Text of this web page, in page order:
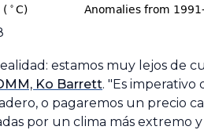
estamos muy lejos de
Ko Barrett. "Es
o pagaremos un precio
por un clima más extremo